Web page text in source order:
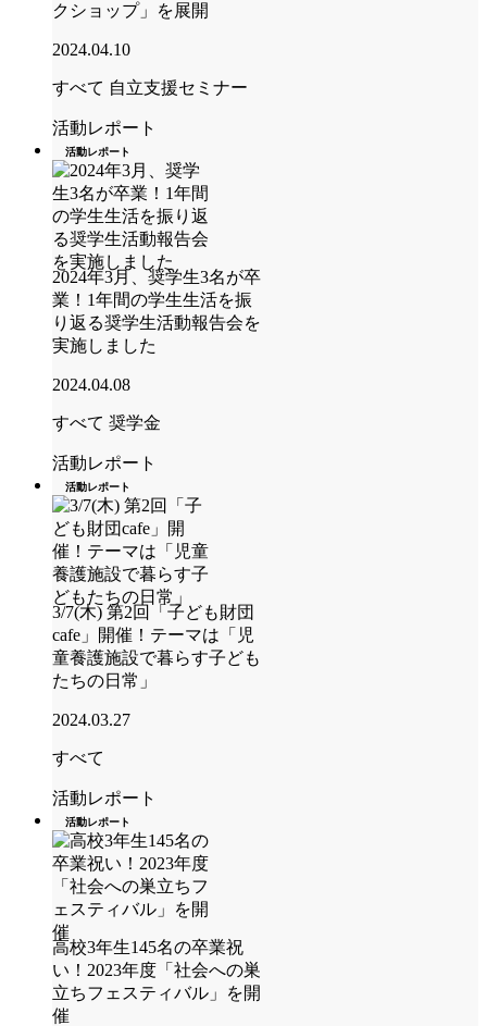
クショップ」を展開
2024.04.10
すべて 自立支援セミナー
活動レポート
活動レポート
2024年3月、奨学生3名が卒
業！1年間の学生生活を振
り返る奨学生活動報告会を
実施しました
2024.04.08
すべて 奨学金
活動レポート
活動レポート
3/7(木) 第2回「子ども財団
cafe」開催！テーマは「児
童養護施設で暮らす子ども
たちの日常」
2024.03.27
すべて
活動レポート
活動レポート
高校3年生145名の卒業祝
い！2023年度「社会への巣
立ちフェスティバル」を開
催